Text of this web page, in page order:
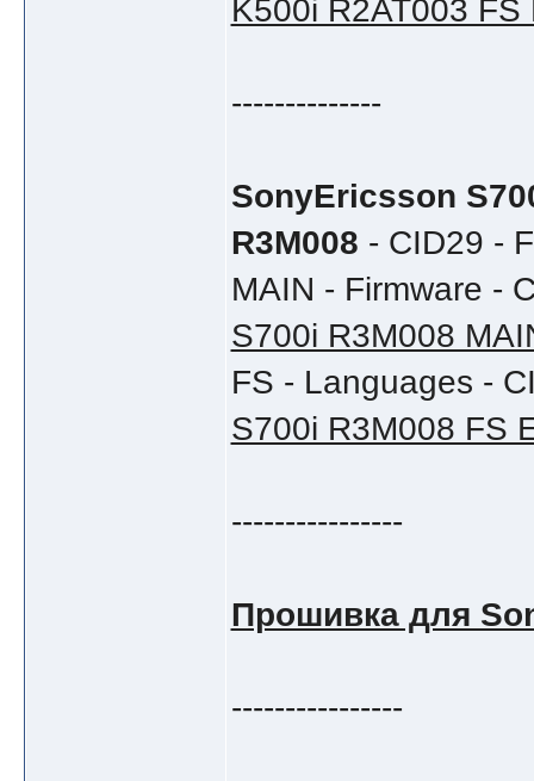
K500i R2AT003 FS
--------------
SonyEricsson
R3M008 - CID29 -
MAIN - Firmware -
S700i R3M008
FS - Languages -
S700i R3M008 FS
----------------
Прошивка для
----------------